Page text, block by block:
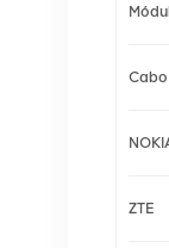
ZTE